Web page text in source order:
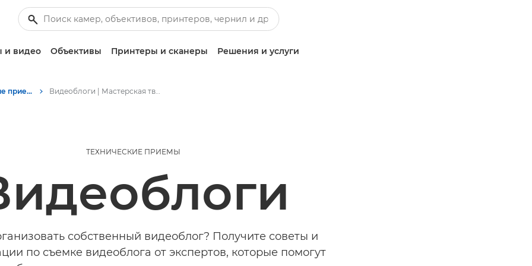
и видео Объективы Принтеры и сканеры Решения и услуги
Советы и технические приемы по фотографии и печати Видеоблоги | Мастерская творчества
ТЕХНИЧЕСКИЕ ПРИЕМЫ
собственный видеоблог? Получите советы и
по съемке видеоблога от экспертов, которые помогут